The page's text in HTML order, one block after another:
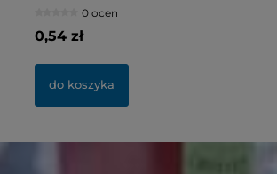
0 ocen
0,54 zł
do koszyka